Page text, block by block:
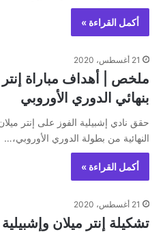
أكمل القراءة »
21 أغسطس، 2020
بنهائي الدوري الأوروبي
حقق نادي إشبيلية الفوز على إنتر
النهائية من بطولة الدوري الأوروبي،…
أكمل القراءة »
21 أغسطس، 2020
تشكيلة إنتر ميلان